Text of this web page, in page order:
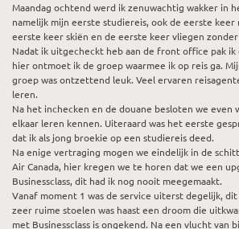
Maandag ochtend werd ik zenuwachtig wakker in
namelijk mijn eerste studiereis, ook de eerste keer
eerste keer skiën en de eerste keer vliegen
Nadat ik uitgecheckt heb aan de front office pak ik
hier ontmoet ik de groep waarmee ik op reis ga.
groep was ontzettend leuk. Veel ervaren
leren.
Na het inchecken en de douane besloten we even
elkaar leren kennen. Uiteraard was het eerste
dat ik als jong broekie op een studiereis deed.
Na enige vertraging mogen we eindelijk in de
Air Canada, hier kregen we te horen dat we een
Businessclass, dit had ik nog nooit meegemaakt.
Vanaf moment 1 was de service uiterst degelijk,
zeer ruime stoelen was haast een droom die
met Businessclass is ongekend. Na een vlucht van